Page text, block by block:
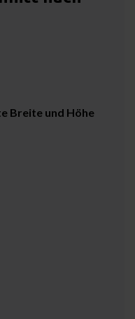
Breite und Höhe